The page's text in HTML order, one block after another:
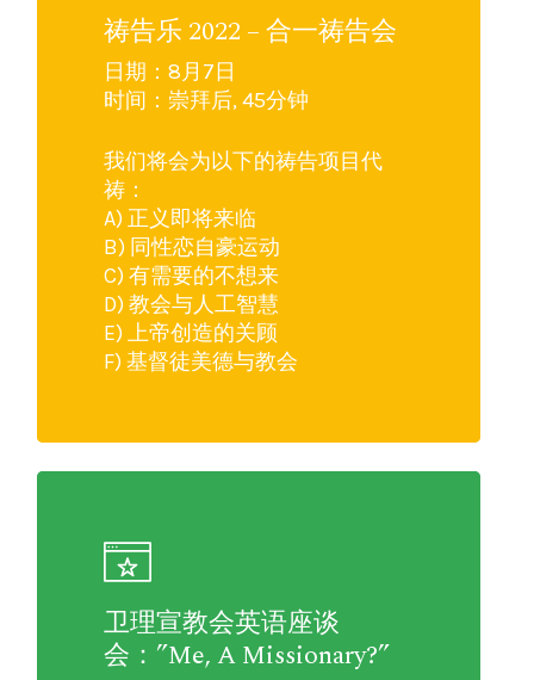
祷告乐 2022 – 合一祷告会
日期：8月7日
时间：崇拜后, 45分钟
我们将会为以下的祷告项目代
祷：
A) 正义即将来临
B) 同性恋自豪运动
C) 有需要的不想来
D) 教会与人工智慧
E) 上帝创造的关顾
F) 基督徒美德与教会
卫理宣教会英语座谈
会：”Me, A Missionary?”